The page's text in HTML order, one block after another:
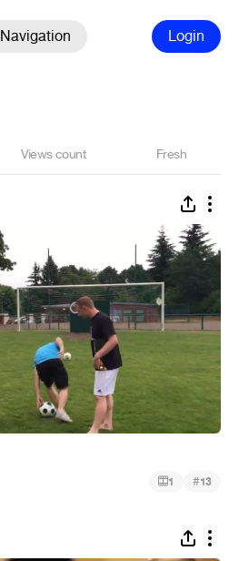
Navigation Login
Views count Fresh
1 #13